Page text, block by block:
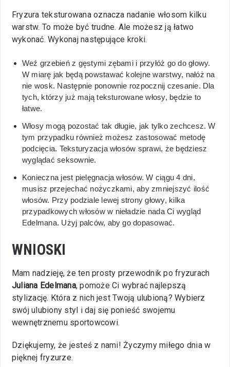
Fryzura teksturowana oznacza nadanie włosom kilku
warstw. To może być trudne. Ale możesz ją łatwo
wykonać. Wykonaj następujące kroki.
Weź grzebień z gęstymi zębami i przyłóż go do głowy.
W miarę jak będą powstawać kolejne warstwy, nałóż na
nie wosk. Następnie ponownie rozpocznij czesanie. Dla
tych, którzy już mają teksturowane włosy, będzie to
łatwe.
Włosy mogą pozostać tak długie, jak tylko zechcesz. W
tym przypadku również możesz zastosować metodę
podcięcia. Teksturyzacja włosów sprawi, że będziesz
wyglądać seksownie.
Konieczna jest pielęgnacja włosów. W ciągu 4 dni,
musisz przejechać nożyczkami, aby zmniejszyć ilość
włosów. Przy podziale lewej strony głowy, kilka
przypadkowych włosów w nieładzie nada Ci wygląd
Edelmana. Użyj palców, aby go dopasować.
WNIOSKI
Mam nadzieję, że ten prosty przewodnik po fryzurach
Juliana Edelmana, pomoże Ci wybrać najlepszą
stylizację. Która z nich jest Twoją ulubioną? Wybierz
swój ulubiony styl i daj się ponieść swojemu
wewnętrznemu sportowcowi.
Dziękujemy, że jesteś z nami! Życzymy miłego dnia w
pięknej fryzurze.